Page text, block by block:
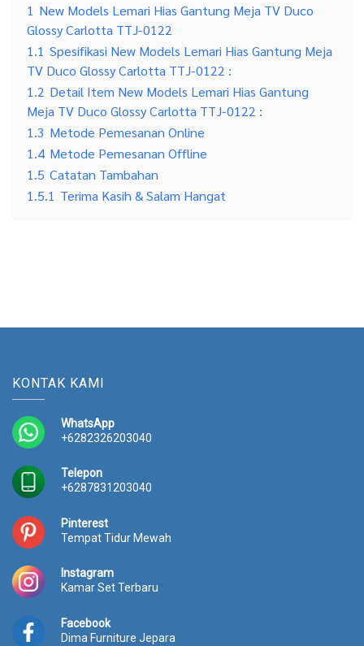
1 New Models Lemari Hias Gantung Meja TV Duco
Glossy Carlotta TTJ-0122
1.1 Spesifikasi New Models Lemari Hias Gantung Meja
TV Duco Glossy Carlotta TTJ-0122 :
1.2 Detail Item New Models Lemari Hias Gantung
Meja TV Duco Glossy Carlotta TTJ-0122 :
1.3 Metode Pemesanan Online
1.4 Metode Pemesanan Offline
1.5 Catatan Tambahan
1.5.1 Terima Kasih & Salam Hangat
KONTAK KAMI
WhatsApp
+6282326203040
Telepon
+6287831203040
Pinterest
Tempat Tidur Mewah
Instagram
Kamar Set Terbaru
Facebook
Dima Furniture Jepara